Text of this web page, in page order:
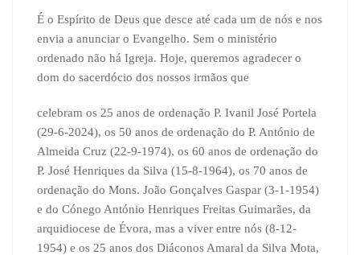
É o Espírito de Deus que desce até cada um de nós e nos
envia a anunciar o Evangelho. Sem o ministério
ordenado não há Igreja. Hoje, queremos agradecer o
dom do sacerdócio dos nossos irmãos que
celebram os 25 anos de ordenação P. Ivanil José Portela
(29-6-2024), os 50 anos de ordenação do P. António de
Almeida Cruz (22-9-1974), os 60 anos de ordenação do
P. José Henriques da Silva (15-8-1964), os 70 anos de
ordenação do Mons. João Gonçalves Gaspar (3-1-1954)
e do Cónego António Henriques Freitas Guimarães, da
arquidiocese de Évora, mas a viver entre nós (8-12-
1954) e os 25 anos dos Diáconos Amaral da Silva Mota,